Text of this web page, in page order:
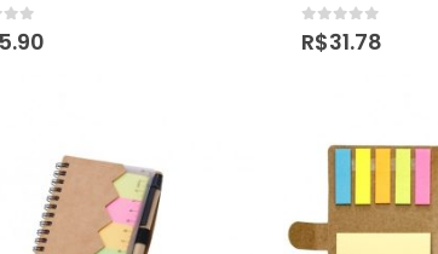
5 0out of 5
R$31.78